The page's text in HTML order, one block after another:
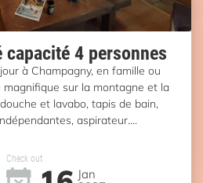
4 personnes
à Champagny, en famille ou
sur la montagne et la
et lavabo, tapis de bain,
aspirateur....
Check out
Jan